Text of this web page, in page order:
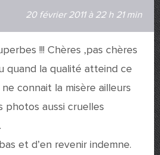
20 février 2011 à 22 h 21 min
!!! Chères ,pas chères
quand la qualité atteind ce
connait la misère ailleurs
photos aussi cruelles
et d’en revenir indemne.